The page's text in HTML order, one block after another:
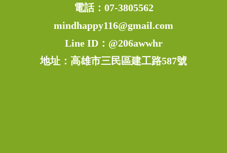
電話： 07-3805562
mindhappy116@gmail.com
Line ID： @206awwhr
地址：高雄市三民區建工路587號